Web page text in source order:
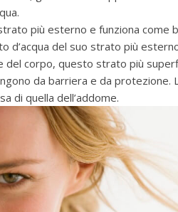
più esterno e funziona come
d’acqua del suo strato più
del corpo, questo strato più
da barriera e da protezione.
di quella dell’addome.